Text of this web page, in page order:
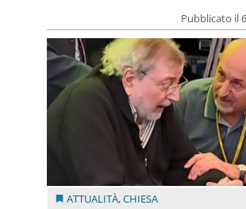
Pubblicato il
ATTUALITÀ,CHIESA